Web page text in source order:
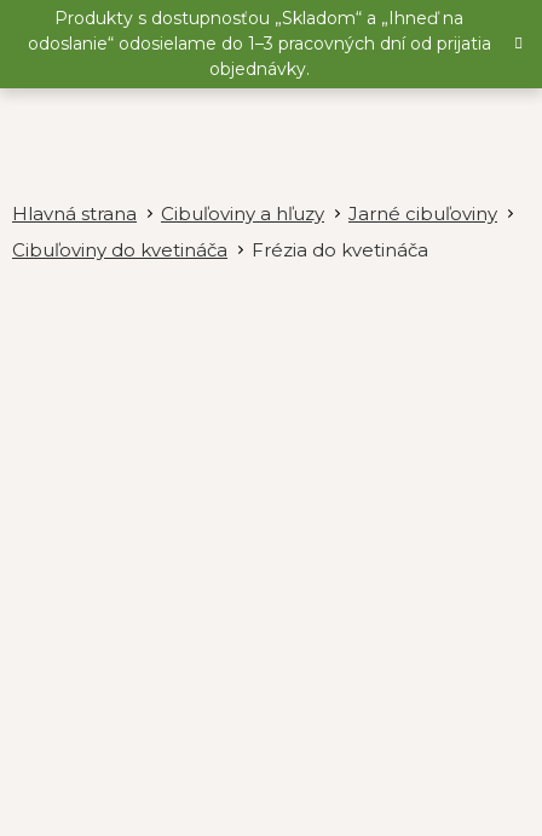
Produkty s dostupnosťou „Skladom“ a „Ihneď na
odoslanie“ odosielame do 1–3 pracovných dní od prijatia
objednávky.
Cibuľoviny a hľuzy
Jarné cibuľoviny
Cibuľoviny do kvetináča
Frézia do kvetináča